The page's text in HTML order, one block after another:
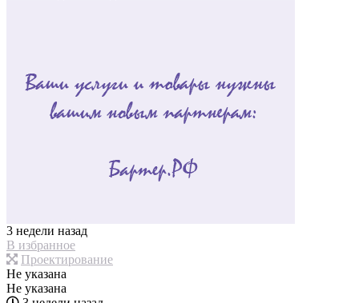
3 недели назад
В избранное
Проектирование
Не указана
Не указана